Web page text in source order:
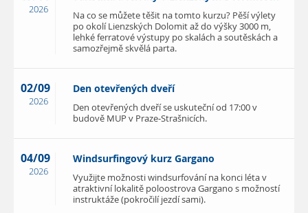
2026
Na co se můžete těšit na tomto kurzu? Pěší výlety
po okolí Lienzských Dolomit až do výšky 3000 m,
lehké ferratové výstupy po skalách a soutěskách a
samozřejmě skvělá parta.
02/09
2026
Den otevřených dveří
Den otevřených dveří se uskuteční od 17:00 v
budově MUP v Praze-Strašnicích.
04/09
2026
Windsurfingový kurz Gargano
Využijte možnosti windsurfování na konci léta v
atraktivní lokalitě poloostrova Gargano s možností
instruktáže (pokročilí jezdí sami).